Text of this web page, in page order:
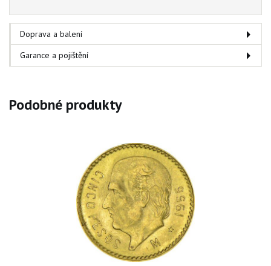
Doprava a balení
Garance a pojištění
Podobné produkty